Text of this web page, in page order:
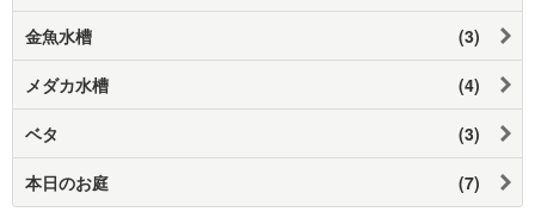
金魚水槽 (3)
メダカ水槽 (4)
ベタ (3)
本日のお庭 (7)